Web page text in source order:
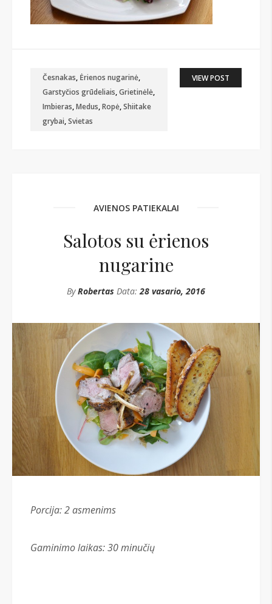
Česnakas, Ėrienos nugarinė,
Garstyčios grūdeliais,Grietinėlė,
Imbieras,Medus,Ropė,Shiitake
grybai,Svietas
VIEW POST
AVIENOS PATIEKALAI
Salotos su ėrienos
nugarine
ByRobertas Data:28 vasario, 2016
Porcija: 2 asmenims
Gaminimo laikas: 30 minučių